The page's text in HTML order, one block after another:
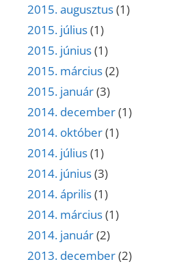
2015. augusztus(1)
2015. július(1)
2015. június(1)
2015. március(2)
2015. január(3)
2014. december(1)
2014. október(1)
2014. július(1)
2014. június(3)
2014. április(1)
2014. március(1)
2014. január(2)
2013. december(2)